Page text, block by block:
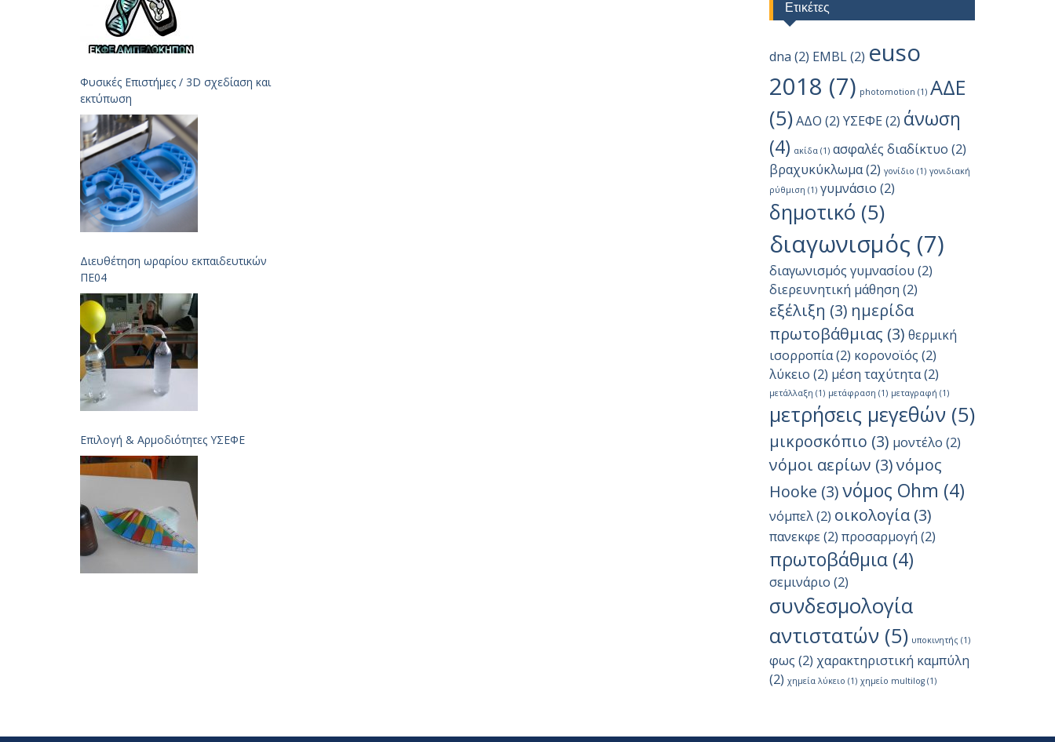
Ετικέτες
dna (2) EMBL(2) euso
2018 (7) photomotion (1) ΑΔΕ
(5) ΑΔΟ (2) ΥΣΕΦΕ(2) άνωση
(4) ακίδα(1) ασφαλές διαδίκτυο (2)
βραχυκύκλωμα(2) γονίδιο (1) γονιδιακή
ρύθμιση (1) γυμνάσιο (2)
δημοτικό (5)
διαγωνισμός (7)
διαγωνισμός γυμνασίου (2)
διερευνητική μάθηση (2)
εξέλιξη (3) ημερίδα
πρωτοβάθμιας (3) θερμική
ισορροπία(2) κορονοϊός (2)
λύκειο (2) μέση ταχύτητα(2)
μετάλλαξη (1) μετάφραση (1) μεταγραφή (1)
μετρήσεις μεγεθών(5)
μικροσκόπιο (3) μοντέλο (2)
νόμοι αερίων (3)νόμος
Hooke (3)νόμος Ohm (4)
νόμπελ(2) οικολογία(3)
πανεκφε(2) προσαρμογή (2)
πρωτοβάθμια(4)
σεμινάριο (2)
συνδεσμολογία
αντιστατών(5) υποκινητής (1)
φως (2) χαρακτηριστική καμπύλη
(2) χημεία λύκειο (1) χημείο multilog(1)
Φυσικές Επιστήμες / 3D σχεδίαση και
εκτύπωση
Διευθέτηση ωραρίου εκπαιδευτικών
ΠΕ04
Επιλογή & Aρμοδιότητες ΥΣΕΦΕ